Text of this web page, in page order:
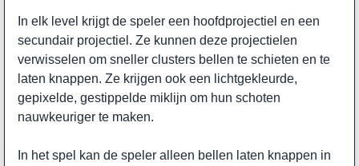
In elk level krijgt de speler een hoofdprojectiel en een
secundair projectiel. Ze kunnen deze projectielen
verwisselen om sneller clusters bellen te schieten en te
laten knappen. Ze krijgen ook een lichtgekleurde,
gepixelde, gestippelde miklijn om hun schoten
nauwkeuriger te maken.
In het spel kan de speler alleen bellen laten knappen in